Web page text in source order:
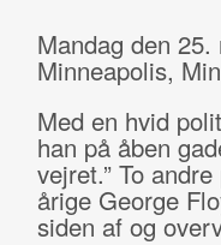
Mandag den
Minneapolis,
Med en hvid
han på åben
vejret.” To
årige George
siden af og